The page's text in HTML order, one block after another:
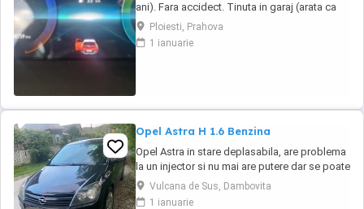
ani). Fara accidect. Tinuta in garaj (arata ca
noua, nu are zgarieturi). Folosita doar la
naveta(30km zilnic). Nu are urme de uzura,
placutele si discurile nu sunt deloc uzate
Ploiesti, Prahova
1 ianuarie
Opel Astra H 1.6 Benzina
Opel Astra in stare deplasabila, are problema
la un injector si nu mai are putere dar se poate
deplasa, pretul este negociabil la fata locului,
masina are si instalație Gpl omologată.
Vulcana de Sus, Dambovita
1 ianuarie